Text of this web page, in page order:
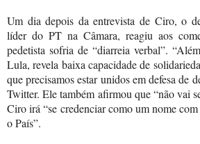
Um dia depois da entrevista de Ciro, o
líder do PT na Câmara, reagiu aos
pedetista sofria de “diarreia verbal”.
Lula, revela baixa capacidade de
que precisamos estar unidos em defesa de
Twitter. Ele também afirmou que “não vai
Ciro irá “se credenciar como um nome
o País”.